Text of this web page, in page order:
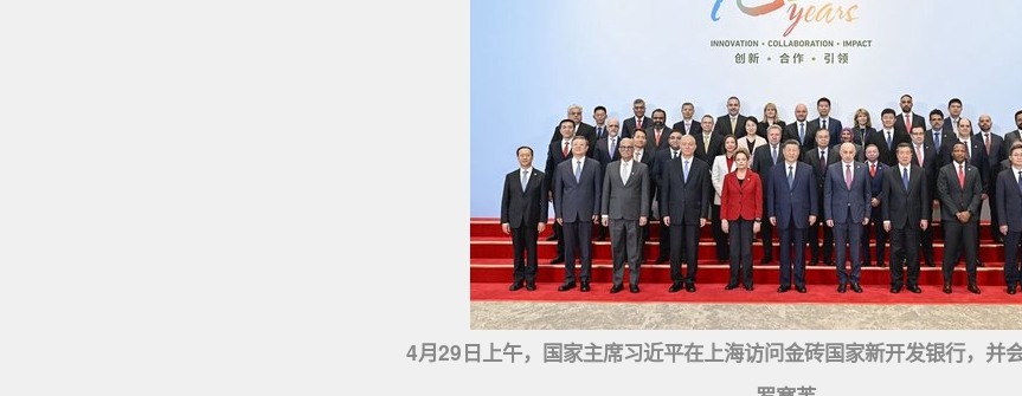
4月29日上午，国家主席习近平在上海访问金砖国家新开发银行，并